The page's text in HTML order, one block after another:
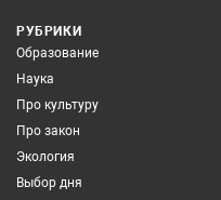
РУБРИКИ
Образование
Наука
Про культуру
Про закон
Экология
Выбор дня